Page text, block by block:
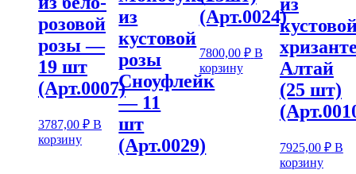
розовой
розы —
19 шт
(Арт.0007)
3787,00 ₽ В
корзину
из
кустовой
розы
Сноуфлейк
— 11
шт
(Арт.0029)
(Арт.0024)
7800,00 ₽ В
корзину
Алтай
(25 шт)
7925,00 ₽ В
корзину